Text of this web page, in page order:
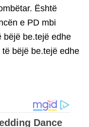
Është
e PD mbi
bëjë be.tejë edhe
të bëjë be.tejë edhe